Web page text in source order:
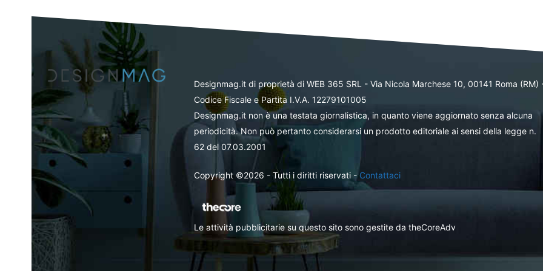
Designmag.it di proprietà di WEB 365 SRL - Via Nicola Marchese 10, 00141 Roma (RM)
Codice Fiscale e Partita I.V.A. 12279101005
Designmag.it non è una testata giornalistica, in quanto viene aggiornato senza alcuna
periodicità. Non può pertanto considerarsi un prodotto editoriale ai sensi della legge n.
62 del 07.03.2001
Copyright ©2026 - Tutti i diritti riservati -Contattaci
Le attività pubblicitarie su questo sito sono gestite da theCoreAdv